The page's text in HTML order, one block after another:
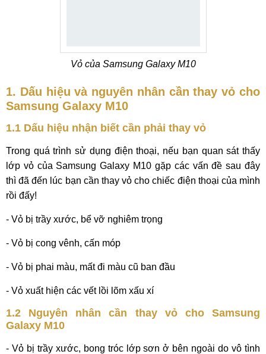
Vỏ của Samsung Galaxy M10
1. Dấu hiệu và nguyên nhân cần thay vỏ cho
Samsung Galaxy M10
1.1 Dấu hiệu nhận biết cần phải thay vỏ
Trong quá trình sử dụng điện thoại, nếu bạn quan sát thấy
lớp vỏ của Samsung Galaxy M10 gặp các vấn đề sau đây
thì đã đến lúc bạn cần thay vỏ cho chiếc điện thoại của mình
rồi đấy!
- Vỏ bị trầy xước, bể vỡ nghiêm trọng
- Vỏ bị cong vênh, cấn móp
- Vỏ bị phai màu, mất đi màu cũ ban đầu
- Vỏ xuất hiện các vết lồi lõm xấu xí
1.2 Nguyên nhân cần thay vỏ cho Samsung
Galaxy M10
- Vỏ bị trầy xước, bong tróc lớp sơn ở bên ngoài do vô tình